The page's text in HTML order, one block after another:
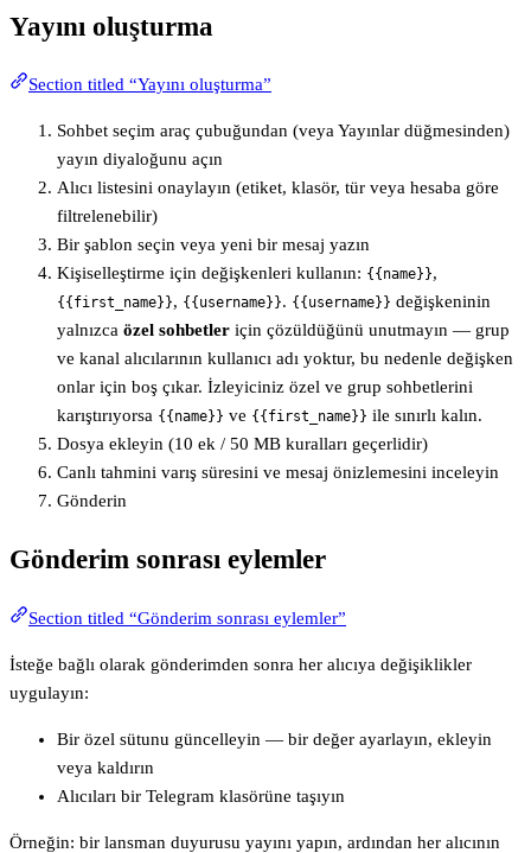
Yayını oluşturma
Section titled “Yayını oluşturma”
Sohbet seçim araç çubuğundan (veya Yayınlar düğmesinden)
yayın diyaloğunu açın
Alıcı listesini onaylayın (etiket, klasör, tür veya hesaba göre
filtrelenebilir)
Bir şablon seçin veya yeni bir mesaj yazın
Kişiselleştirme için değişkenleri kullanın: {{name}},
{{first_name}}, {{username}}. {{username}} değişkeninin
yalnızca özel sohbetler için çözüldüğünü unutmayın — grup
ve kanal alıcılarının kullanıcı adı yoktur, bu nedenle değişken
onlar için boş çıkar. İzleyiciniz özel ve grup sohbetlerini
karıştırıyorsa {{name}} ve {{first_name}} ile sınırlı kalın.
Dosya ekleyin (10 ek / 50 MB kuralları geçerlidir)
Canlı tahmini varış süresini ve mesaj önizlemesini inceleyin
Gönderin
Gönderim sonrası eylemler
Section titled “Gönderim sonrası eylemler”
İsteğe bağlı olarak gönderimden sonra her alıcıya değişiklikler
uygulayın:
Bir özel sütunu güncelleyin — bir değer ayarlayın, ekleyin
veya kaldırın
Alıcıları bir Telegram klasörüne taşıyın
Örneğin: bir lansman duyurusu yayını yapın, ardından her alıcının